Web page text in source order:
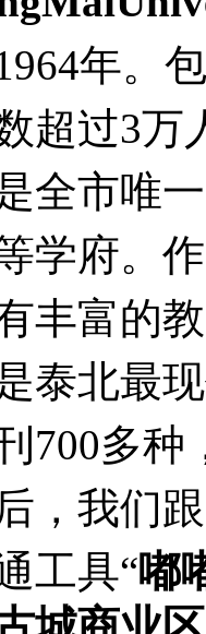
年。
超过3万
全市唯
学府。
丰富的
泰北最
700多
，我们
工具“嘟